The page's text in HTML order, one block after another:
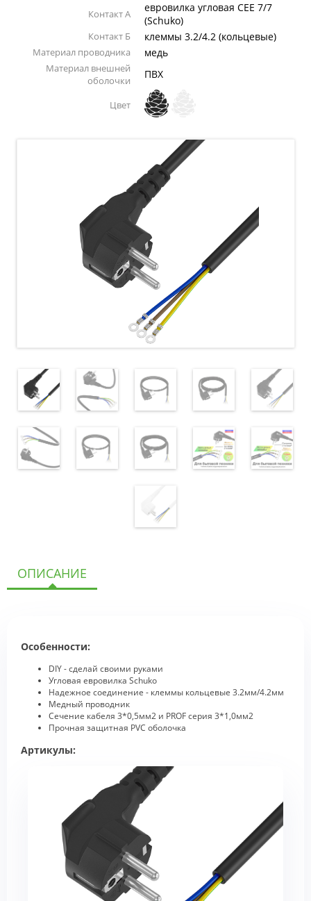
Контакт А
евровилка угловая CEE 7/7
(Schuko)
Контакт Б клеммы 3.2/4.2 (кольцевые)
Материал проводника медь
Материал внешней
оболочки
ПВХ
Цвет
ОПИСАНИЕ
Особенности:
DIY - сделай своими руками
Угловая евровилка Schuko
Надежное соединение - клеммы кольцевые 3.2мм/4.2мм
Медный проводник
Сечение кабеля 3*0,5мм2 и PROF серия 3*1,0мм2
Прочная защитная PVC оболочка
Артикулы: